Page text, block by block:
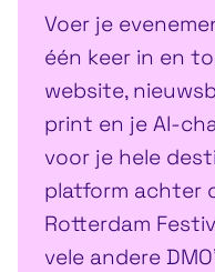
Voer je
één keer in en
website,
print en je AI-
voor je hele
platform achter
Rotterdam
vele andere